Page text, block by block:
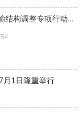
结构调整专项行动...
月1日隆重举行